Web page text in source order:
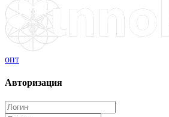
опт
Авторизация